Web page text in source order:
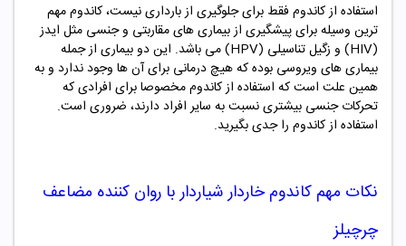
استفاده از کاندوم فقط برای جلوگیری از بارداری نیست، کاندوم مهم
ترین وسیله برای پیشگیری از بیماری های مقاربتی و جنسی مثل ایدز
(HIV) و زگیل تناسیلی (HPV) می باشد. این دو بیماری از جمله
بیماری های ویروسی بوده که هیچ درمانی برای آن ها وجود ندارد و به
همین علت است که استفاده از کاندوم مخصوصا برای افرادی که
تحرکات جنسی بیشتری نسبت به سایر افراد دارند، ضروری است.
استفاده از کاندوم را جدی بگیرید.
نکات مهم کاندوم خاردار شیاردار با روان کننده مضاعف
چرچیلز